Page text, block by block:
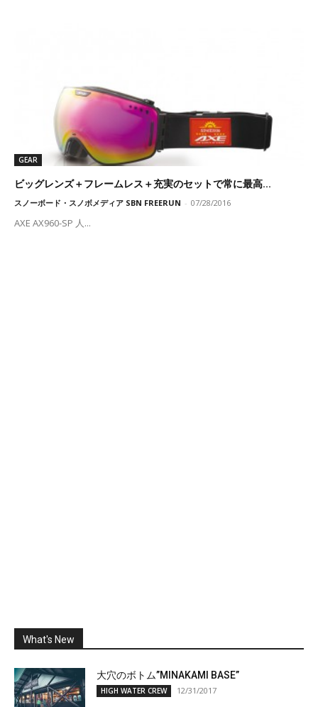
GEAR
ビッグレンズ＋フレームレス＋充実のセットで常に最高...
スノーボード・スノボメディア SBN FREERUN - 07/28/2016
AXE AX960-SP 人...
What's New
大穴のボトム”MINAKAMI BASE”
HIGH WATER CREW 12/31/2017